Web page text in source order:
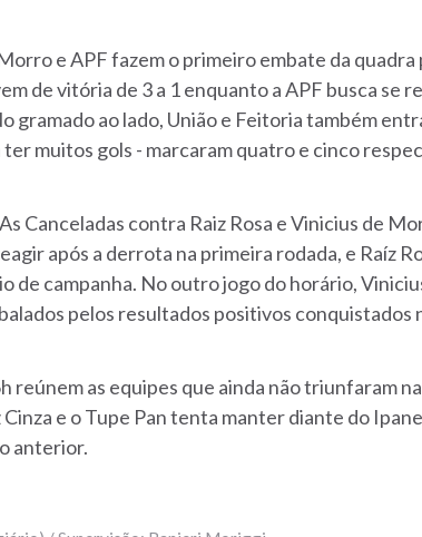
e APF fazem o primeiro embate da quadra
de vitória de 3 a 1 enquanto a APF busca se
gramado ao lado, União e Feitoria também
muitos gols - marcaram quatro e cinco
Canceladas contra Raiz Rosa e Vinicius de
após a derrota na primeira rodada, e Raíz
de campanha. No outro jogo do horário,
pelos resultados positivos conquistados
reúnem as equipes que ainda não triunfaram
e o Tupe Pan tenta manter diante do
anterior.